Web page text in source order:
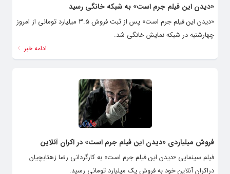
«دیدن این فیلم جرم است» به شبکه خانگی رسید
«دیدن این فیلم جرم است» پس از ثبت فروش ۳.۵ میلیارد تومانی از امروز
چهارشنبه در شبکه نمایش خانگی شد.
ادامه خبر
فروش میلیاردی «دیدن این فیلم جرم است» در اکران آنلاین
فیلم سینمایی «دیدن این فیلم جرم است» به کارگردانی رضا زهتابچیان
دراکران آنلاین خود به فروش یک میلیارد تومانی رسید.